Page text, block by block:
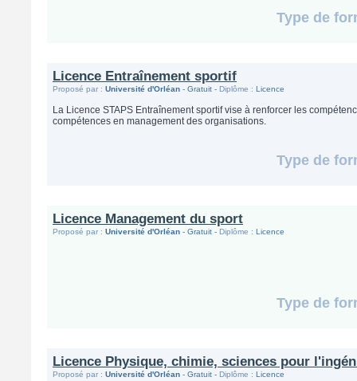
Type de
Licence Entraînement sportif
Proposé par : Université d'Orléan - Gratuit - Diplôme : Licence
La Licence STAPS Entraînement sportif vise à renforcer les
compétences en management des organisations.
Type de
Licence Management du sport
Proposé par : Université d'Orléan - Gratuit - Diplôme : Licence
Type de
Licence Physique, chimie, sciences pour
Proposé par : Université d'Orléan - Gratuit - Diplôme : Licence